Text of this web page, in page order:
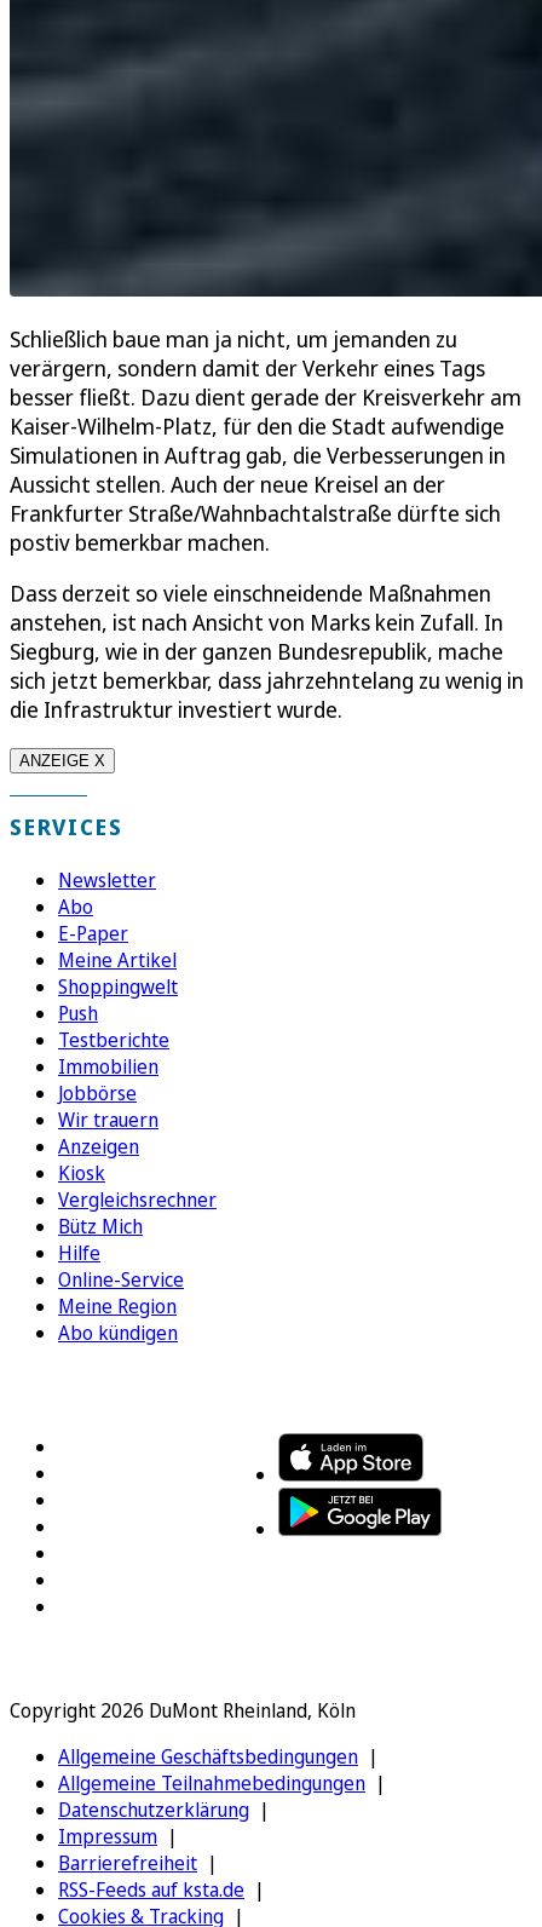
Schließlich baue man ja nicht, um jemanden zu
verärgern, sondern damit der Verkehr eines Tags
besser fließt. Dazu dient gerade der Kreisverkehr am
Kaiser-Wilhelm-Platz, für den die Stadt aufwendige
Simulationen in Auftrag gab, die Verbesserungen in
Aussicht stellen. Auch der neue Kreisel an der
Frankfurter Straße/Wahnbachtalstraße dürfte sich
postiv bemerkbar machen.
Dass derzeit so viele einschneidende Maßnahmen
anstehen, ist nach Ansicht von Marks kein Zufall. In
Siegburg, wie in der ganzen Bundesrepublik, mache
sich jetzt bemerkbar, dass jahrzehntelang zu wenig in
die Infrastruktur investiert wurde.
ANZEIGE X
SERVICES
Newsletter
Abo
E-Paper
Meine Artikel
Shoppingwelt
Push
Testberichte
Immobilien
Jobbörse
Wir trauern
Anzeigen
Kiosk
Vergleichsrechner
Bütz Mich
Hilfe
Online-Service
Meine Region
Abo kündigen
Copyright 2026 DuMont Rheinland, Köln
Allgemeine Geschäftsbedingungen
Allgemeine Teilnahmebedingungen
Datenschutzerklärung
Impressum
Barrierefreiheit
RSS-Feeds auf ksta.de
Cookies & Tracking